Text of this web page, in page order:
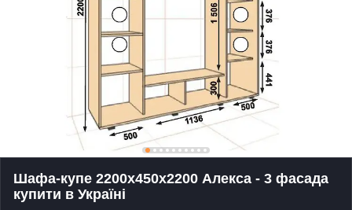
Шафа-купе 2200х450х2200 Алекса - 3 фасада
купити в Україні